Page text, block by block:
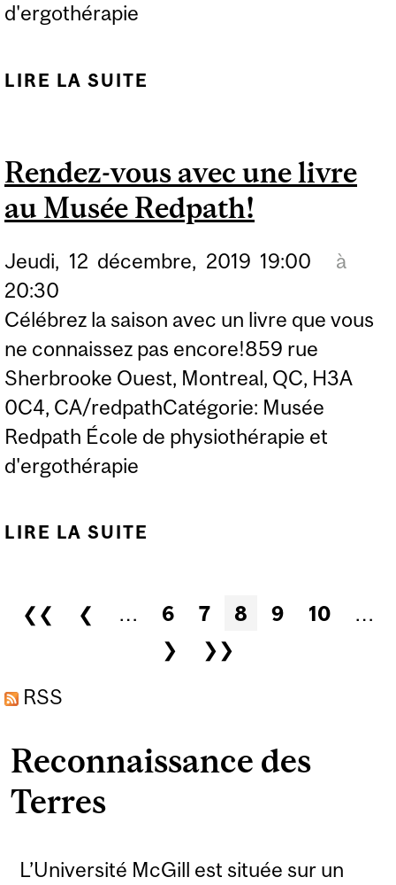
d'ergothérapie
LIRE LA SUITE
Rendez-vous avec une livre
au Musée Redpath!
Jeudi, 12 décembre, 2019 19:00
à
20:30
Célébrez la saison avec un livre que vous
ne connaissez pas encore!859 rue
Sherbrooke Ouest, Montreal, QC, H3A
0C4, CA/redpathCatégorie: Musée
Redpath École de physiothérapie et
d'ergothérapie
LIRE LA SUITE
Pages
❮❮ ❮ … 6 7 8 9 10
…
❯
❯❯
RSS
Reconnaissance des
Terres
L’Université McGill est située sur un